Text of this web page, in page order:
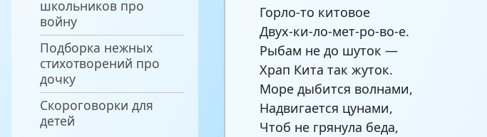
школьников про
войну
Подборка нежных
стихотворений про
дочку
Скороговорки для
детей
Горло-то китовое
Двух-ки-ло-мет-ро-во-е.
Рыбам не до шуток —
Храп Кита так жуток.
Море дыбится волнами,
Надвигается цунами,
Чтоб не грянула беда,